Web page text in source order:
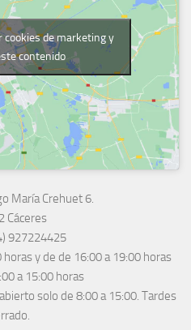
cookies de marketing y
contenido
María Crehuet 6.
Cáceres
927224425
horas y de de 16:00 a 19:00 horas
a 15:00 horas
solo de 8:00 a 15:00. Tardes